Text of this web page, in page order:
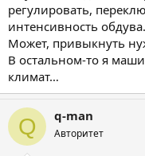
регулировать,
интенсивность обдува.
Может, привыкнуть
В остальном-то я
климат…
Q q-man
Авторитет